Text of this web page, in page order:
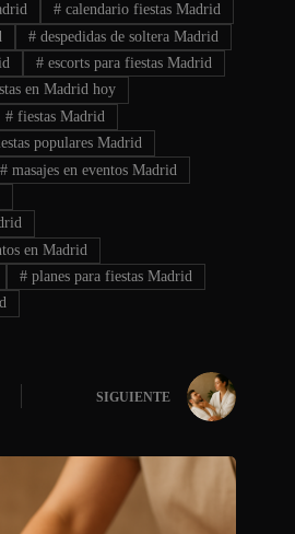
#calendario fiestas Madrid
#despedidas de soltera Madrid
#escorts para fiestas Madrid
en Madrid hoy
#fiestas Madrid
populares Madrid
#masajes en eventos Madrid
en Madrid
#planes para fiestas Madrid
SIGUIENTE